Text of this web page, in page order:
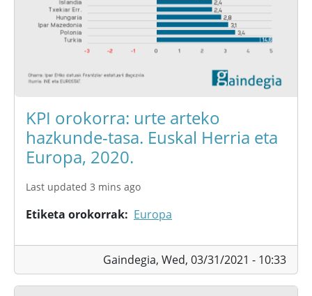
KPI orokorra: urte arteko
hazkunde-tasa. Euskal Herria eta
Europa, 2020.
Last updated 3 mins ago
Etiketa orokorrak Europa
Gaindegia, Wed, 03/31/2021 - 10:33